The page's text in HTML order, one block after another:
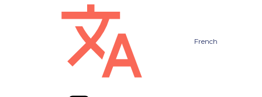
French